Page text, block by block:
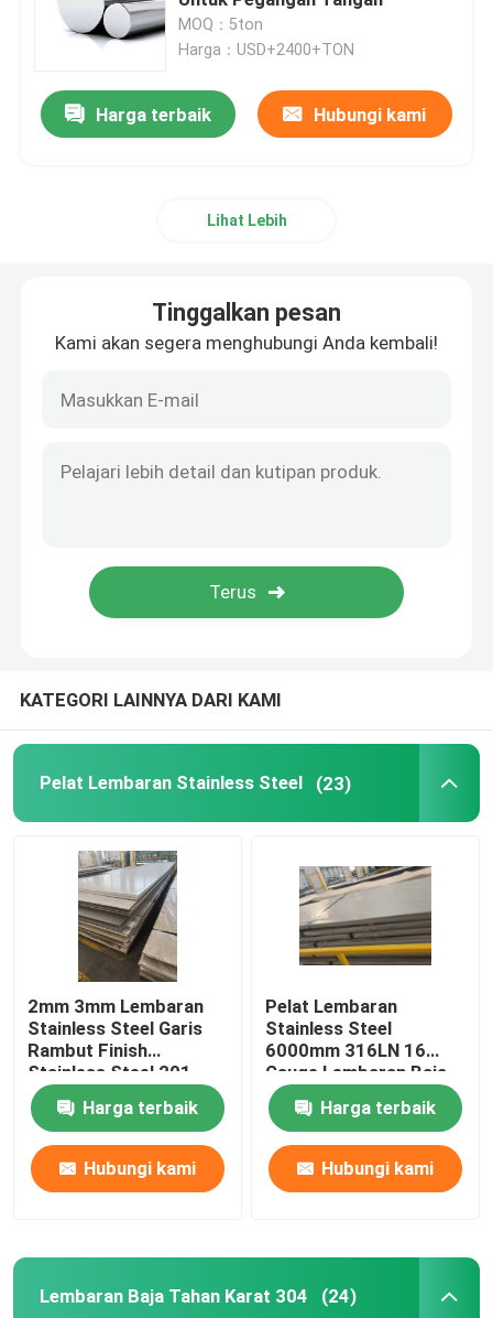
Kumparan Dilapisi Warna
Plat Baja Galvanis
Lembaran Baja Tahan Karat 316L
Gulungan Baja Tahan Karat
Pipa Bulat Stainless Steel
Batang Bulat Stainless Steel
Pipa Baja Karbon
sudut baja tahan karat
Bilah Datar Baja Tahan Karat
Saluran Baja Tahan Karat
MOQ：5ton
Harga：USD+2400+TON
Harga terbaik Hubungi kami
Lihat Lebih
Tinggalkan pesan
Kami akan segera menghubungi Anda kembali!
KATEGORI LAINNYA DARI KAMI
Pelat Lembaran Stainless Steel (23)
2mm 3mm Lembaran
Stainless Steel Garis
Rambut Finish
Stainless Steel 201
304
Harga terbaik
Hubungi kami
Pelat Lembaran
Stainless Steel
6000mm 316LN 16
Gauge Lembaran Baja
Gulungan Dingin
Harga terbaik
Hubungi kami
Lembaran Baja Tahan Karat 304 (24)